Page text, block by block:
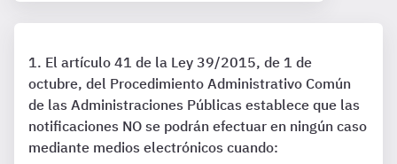
El artículo 41 de la Ley 39/2015, de 1 de
octubre, del Procedimiento Administrativo Común
de las Administraciones Públicas establece que las
notificaciones NO se podrán efectuar en ningún caso
mediante medios electrónicos cuando: